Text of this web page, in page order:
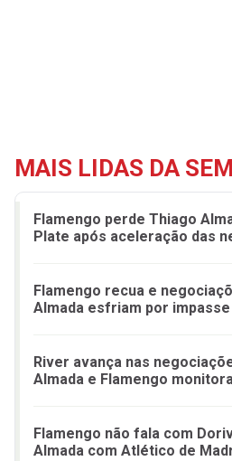
MAIS LIDAS DA
Flamengo perde Thiago
Plate após aceleração das
Flamengo recua e
Almada esfriam por impasse
River avança nas
Almada e Flamengo
Flamengo não fala com
Almada com Atlético de